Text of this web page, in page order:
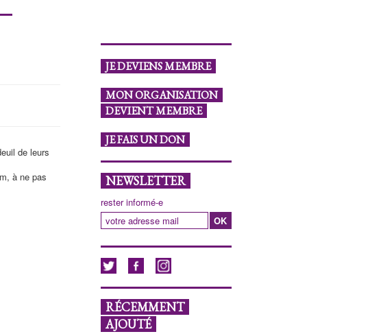
de leurs
à ne pas
JE DEVIENS MEMBRE
MON ORGANISATION
DEVIENT MEMBRE
JE FAIS UN DON
NEWSLETTER
rester informé-e
RÉCEMMENT
AJOUTÉ